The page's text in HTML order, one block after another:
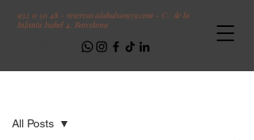
932 11 50 48 - reservas@labalsa1979.com - C/ de la
Infanta Isabel 4, Barcelona
All Posts